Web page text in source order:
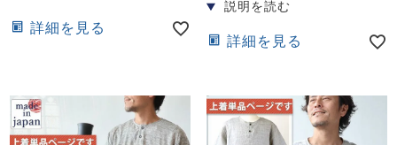
詳細を見る
詳細を見る